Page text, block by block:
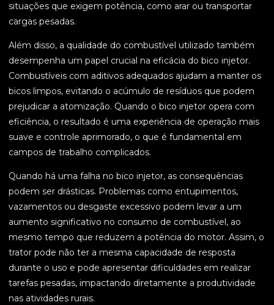
situações que exigem potência, como arar ou transportar
cargas pesadas.
Além disso, a qualidade do combustível utilizado também
desempenha um papel crucial na eficácia do bico injetor.
Combustíveis com aditivos adequados ajudam a manter os
bicos limpos, evitando o acúmulo de resíduos que podem
prejudicar a atomização. Quando o bico injetor opera com
eficiência, o resultado é uma experiência de operação mais
suave e controle aprimorado, o que é fundamental em
campos de trabalho complicados.
Quando há uma falha no bico injetor, as consequências
podem ser drásticas. Problemas como entupimentos,
vazamentos ou desgaste excessivo podem levar a um
aumento significativo no consumo de combustível, ao
mesmo tempo que reduzem a potência do motor. Assim, o
trator pode não ter a mesma capacidade de resposta
durante o uso e pode apresentar dificuldades em realizar
tarefas pesadas, impactando diretamente a produtividade
nas atividades rurais.